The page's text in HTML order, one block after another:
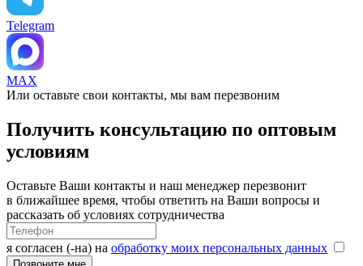
Telegram
MAX
Или оставьте свои контакты, мы вам перезвоним
Получить консультацию по оптовым
условиям
Оставьте Ваши контакты и наш менеджер перезвонит
в ближайшее время, чтобы ответить на Ваши вопросы и
рассказать об условиях сотрудничества
я согласен (-на) на обработку моих персональных данных